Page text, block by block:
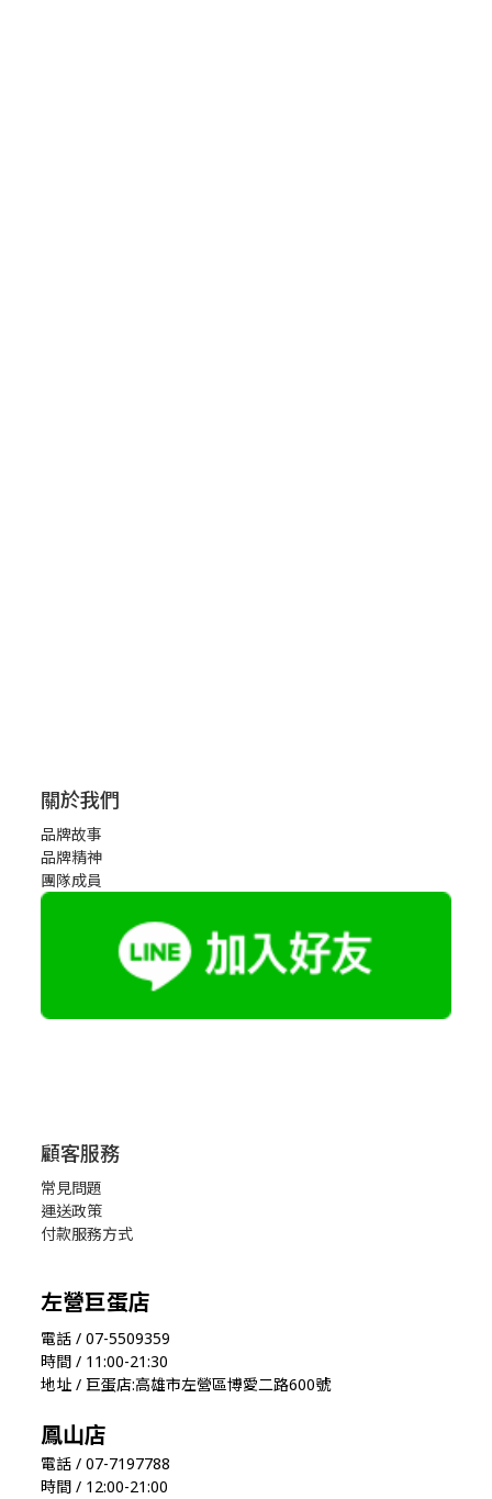
關於我們
品牌故事
品牌精神
團隊成員
顧客服務
常見問題
運送政策
付款服務方式
左營巨蛋店
電話 / 07-5509359
時間 / 11:00-21:30
地址 / 巨蛋店:高雄市左營區博愛二路600號
鳳山店
電話 / 07-7197788
時間 / 12:00-21:00